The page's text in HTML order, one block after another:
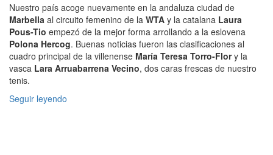
Nuestro país acoge nuevamente en la andaluza ciudad de
Marbella al circuito femenino de la WTA y la catalana Laura
Pous-Tio empezó de la mejor forma arrollando a la eslovena
Polona Hercog. Buenas noticias fueron las clasificaciones al
cuadro principal de la villenense María Teresa Torro-Flory la
vasca Lara Arruabarrena Vecino, dos caras frescas de nuestro
tenis.
Seguir leyendo